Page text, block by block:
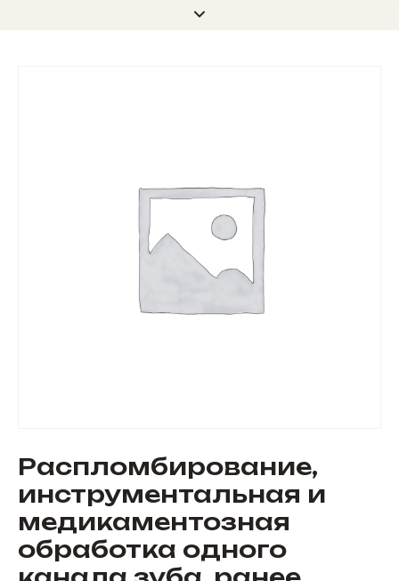
Распломбирование,
инструментальная и
медикаментозная
обработка одного